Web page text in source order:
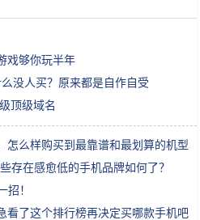
戏够你玩半年
没人买？原来都是自作自受
顶级域名
怎么样购买到最靠谱和最划算的机型
存在感愈低的手机品牌如何了？
招！
看了这个排行榜再决定买哪款手机吧